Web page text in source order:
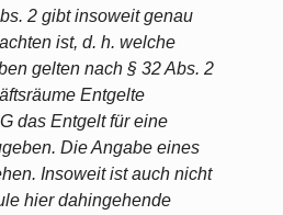
2 gibt insoweit genau
ist, d. h. welche
gelten nach § 32 Abs. 2
Entgelte
das Entgelt für eine
Die Angabe eines
Insoweit ist auch nicht
hier dahingehende